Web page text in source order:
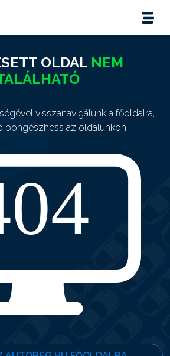
OLDAL NEM
visszanavigálunk a főoldalra,
böngészhess az oldalunkon.